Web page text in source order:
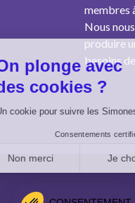
membres
Nous
produire
besoins
On plonge
des cookies ?
Un cookie pour suivre les
Non merci
Plateforme de Gestion